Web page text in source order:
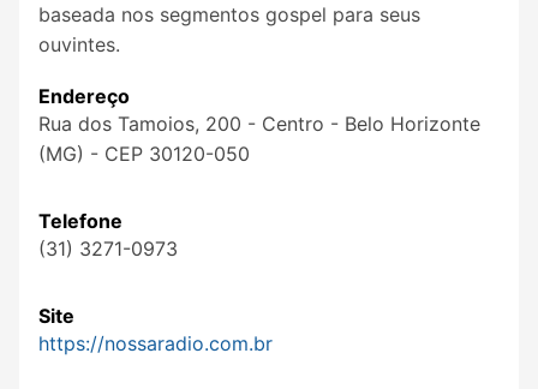
baseada nos segmentos gospel para seus
ouvintes.
Endereço
Rua dos Tamoios, 200 - Centro - Belo Horizonte
(MG) - CEP 30120-050
Telefone
(31) 3271-0973
Site
https://nossaradio.com.br